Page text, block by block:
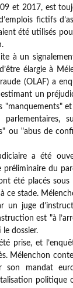
et 2017, est
fictifs
été utilisés
à un
élargie à
(OLAF) a
un
"manquements"
parlementaires,
ou "abus de
a été
du
été placés
ce stade.
un juge
est "à
dossier.
prise, et
Mélenchon
mandat
politique